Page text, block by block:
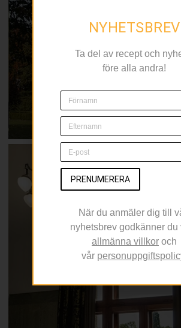
NYHETSBREV
Ta del av recept och
före alla andra!
PRENUMERERA
När du anmäler dig till
nyhetsbrev godkänner du
allmänna villkor och
vår